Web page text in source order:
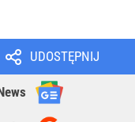
UDOSTĘPNIJ